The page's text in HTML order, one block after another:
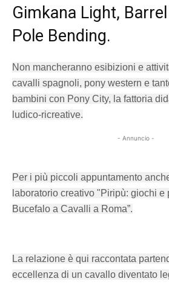
Gimkana Light,
Pole Bending.
Non mancheranno esibizioni e
cavalli spagnoli, pony western e
bambini con Pony City, la fattoria
ludico-ricreative.
- Annuncio -
Per i più piccoli appuntamento
laboratorio creativo "Piripù: giochi e
Bucefalo a Cavalli a Roma”.
La relazione è qui raccontata
eccellenza di un cavallo diventato